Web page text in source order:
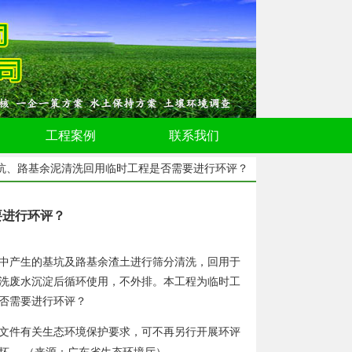
工程案例 联系我们
、路基余泥清洗回用临时工程是否需要进行环评？
行环评？
产生的基坑及路基余渣土进行筛分清洗，回用于
废水沉淀后循环使用，不外排。本工程为临时工
需要进行环评？
件有关生态环境保护要求，可不再另行开展环评